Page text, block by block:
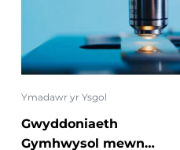
Ymadawr yr Ysgol
Gwyddoniaeth
Gymhwysol mewn